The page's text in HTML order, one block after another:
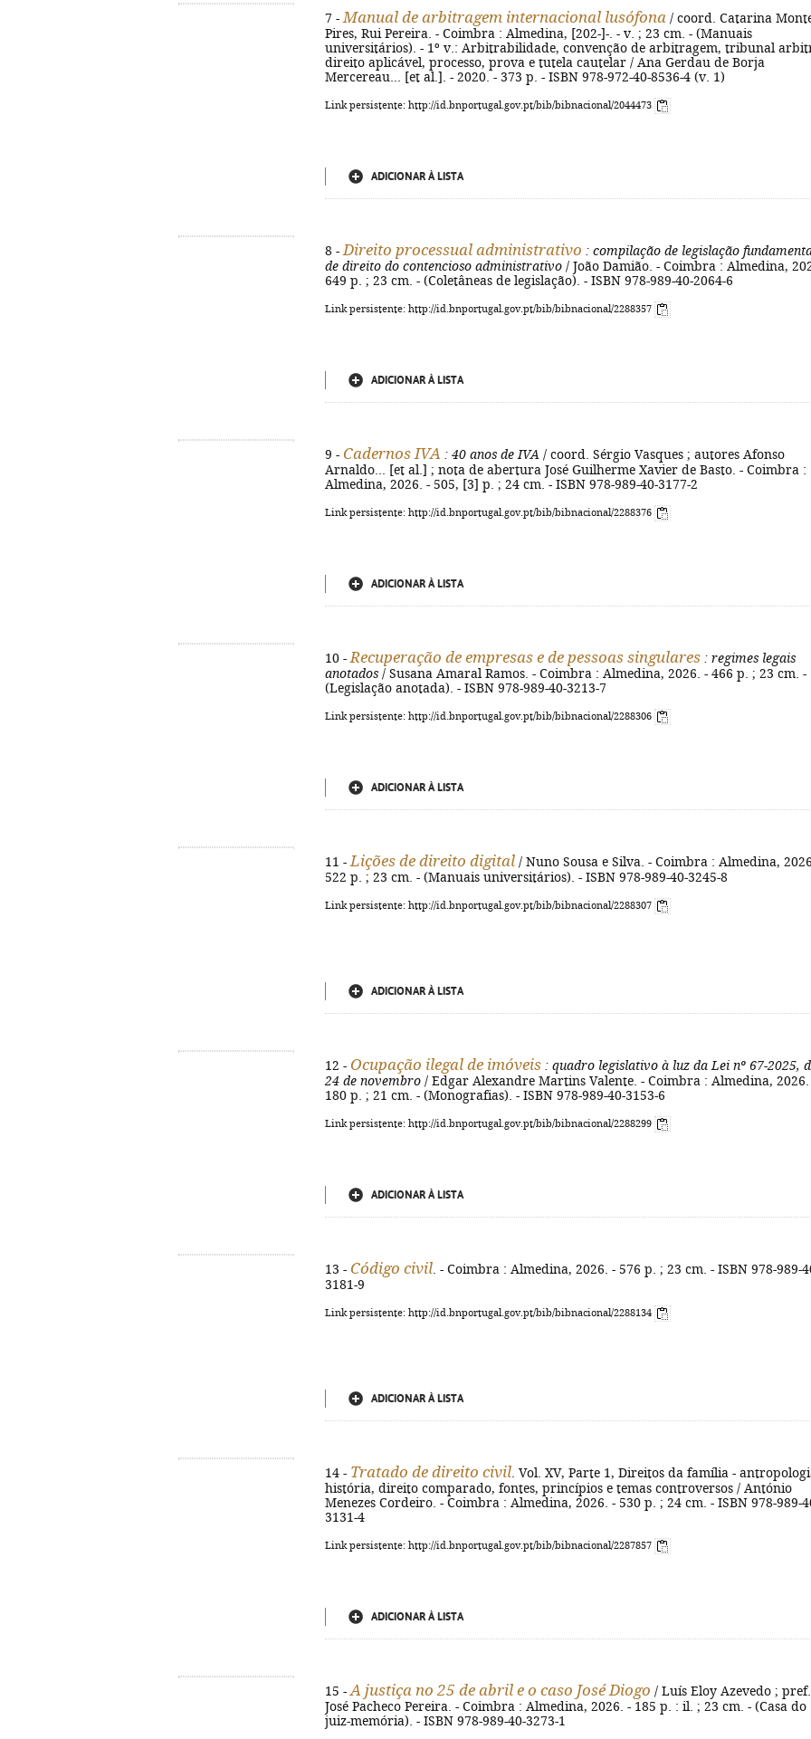
7 - Manual de arbitragem internacional lusófona / coord. Catarina
Pires, Rui Pereira. - Coimbra : Almedina, [202-]-. - v. ; 23 cm. - (Manuais
universitários). - 1º v.: Arbitrabilidade, convenção de arbitragem, tribunal
direito aplicável, processo, prova e tutela cautelar / Ana Gerdau de Borja
Mercereau... [et al.]. - 2020. - 373 p. - ISBN 978-972-40-8536-4 (v. 1)
Link persistente: http://id.bnportugal.gov.pt/bib/bibnacional/2044473
ADICIONAR À LISTA
8 - Direito processual administrativo : compilação de legislação
de direito do contencioso administrativo / João Damião. - Coimbra : Almedina,
649 p. ; 23 cm. - (Coletâneas de legislação). - ISBN 978-989-40-2064-6
Link persistente: http://id.bnportugal.gov.pt/bib/bibnacional/2288357
ADICIONAR À LISTA
9 - Cadernos IVA : 40 anos de IVA / coord. Sérgio Vasques ; autores Afonso
Arnaldo... [et al.] ; nota de abertura José Guilherme Xavier de Basto. - Coimbra :
Almedina, 2026. - 505, [3] p. ; 24 cm. - ISBN 978-989-40-3177-2
Link persistente: http://id.bnportugal.gov.pt/bib/bibnacional/2288376
ADICIONAR À LISTA
10 - Recuperação de empresas e de pessoas singulares : regimes legais
anotados / Susana Amaral Ramos. - Coimbra : Almedina, 2026. - 466 p. ; 23 cm. -
(Legislação anotada). - ISBN 978-989-40-3213-7
Link persistente: http://id.bnportugal.gov.pt/bib/bibnacional/2288306
ADICIONAR À LISTA
11 - Lições de direito digital / Nuno Sousa e Silva. - Coimbra : Almedina,
522 p. ; 23 cm. - (Manuais universitários). - ISBN 978-989-40-3245-8
Link persistente: http://id.bnportugal.gov.pt/bib/bibnacional/2288307
ADICIONAR À LISTA
12 - Ocupação ilegal de imóveis : quadro legislativo à luz da Lei nº 67-2025,
24 de novembro / Edgar Alexandre Martins Valente. - Coimbra : Almedina, 2026.
180 p. ; 21 cm. - (Monografias). - ISBN 978-989-40-3153-6
Link persistente: http://id.bnportugal.gov.pt/bib/bibnacional/2288299
ADICIONAR À LISTA
13 - Código civil . - Coimbra : Almedina, 2026. - 576 p. ; 23 cm. - ISBN 978-989-
3181-9
Link persistente: http://id.bnportugal.gov.pt/bib/bibnacional/2288134
ADICIONAR À LISTA
14 - Tratado de direito civil . Vol. XV, Parte 1, Direitos da família -
história, direito comparado, fontes, princípios e temas controversos / António
Menezes Cordeiro. - Coimbra : Almedina, 2026. - 530 p. ; 24 cm. - ISBN 978-989-
3131-4
Link persistente: http://id.bnportugal.gov.pt/bib/bibnacional/2287857
ADICIONAR À LISTA
15 - A justiça no 25 de abril e o caso José Diogo / Luís Eloy Azevedo ; pref.
José Pacheco Pereira. - Coimbra : Almedina, 2026. - 185 p. : il. ; 23 cm. - (Casa do
juiz-memória). - ISBN 978-989-40-3273-1